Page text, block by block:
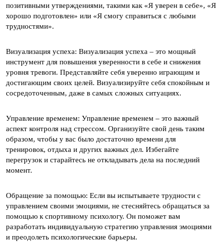
позитивными утверждениями, такими как «Я уверен в себе», «Я
хорошо подготовлен» или «Я смогу справиться с любыми
трудностями».
Визуализация успеха: Визуализация успеха – это мощный
инструмент для повышения уверенности в себе и снижения
уровня тревоги. Представляйте себя уверенно играющим и
достигающим своих целей. Визуализируйте себя спокойным и
сосредоточенным, даже в самых сложных ситуациях.
Управление временем: Управление временем – это важный
аспект контроля над стрессом. Организуйте свой день таким
образом, чтобы у вас было достаточно времени для
тренировок, отдыха и других важных дел. Избегайте
перегрузок и старайтесь не откладывать дела на последний
момент.
Обращение за помощью: Если вы испытываете трудности с
управлением своими эмоциями, не стесняйтесь обращаться за
помощью к спортивному психологу. Он поможет вам
разработать индивидуальную стратегию управления эмоциями
и преодолеть психологические барьеры.